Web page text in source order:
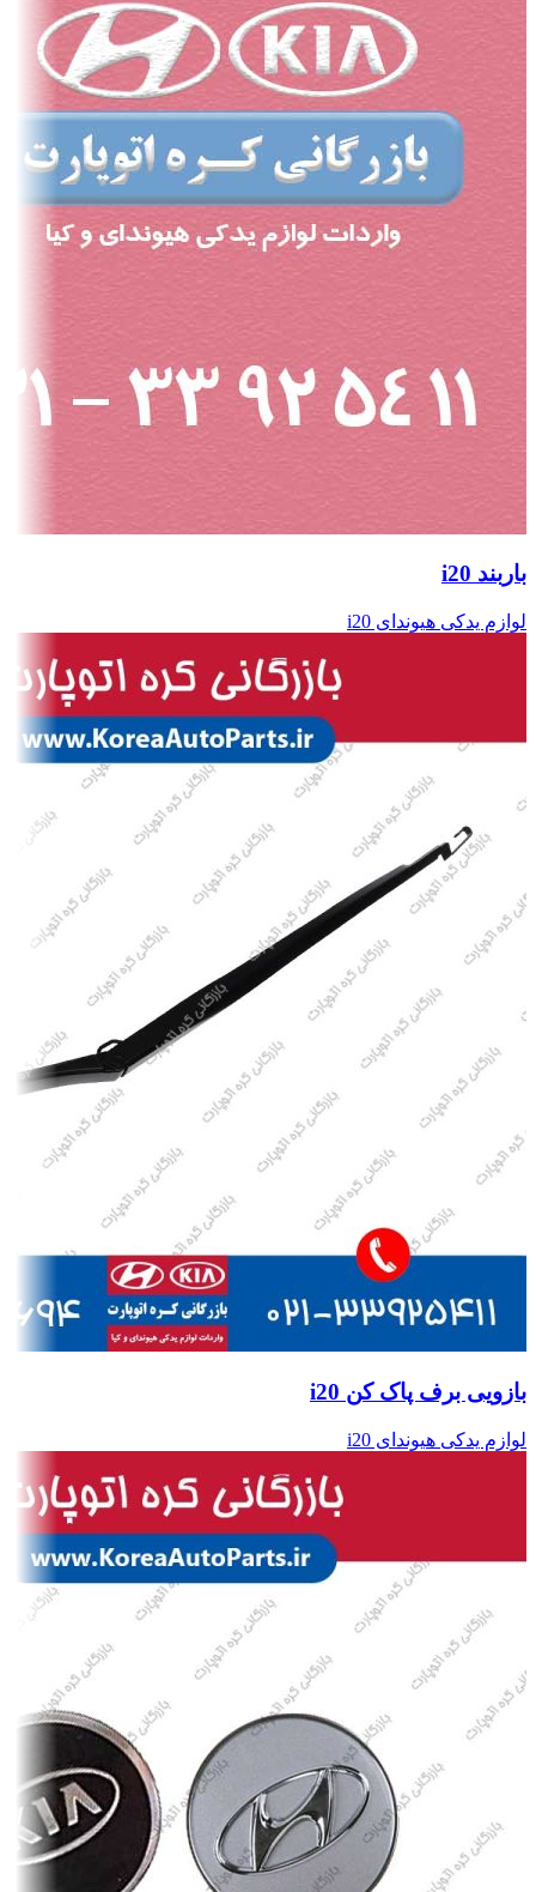
باربند i20
لوازم یدکی هیوندای i20
بازویی برف پاک کن i20
لوازم یدکی هیوندای i20